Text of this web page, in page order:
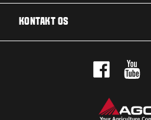
TEKNOLOGILØSNINGER
KONTAKT OS